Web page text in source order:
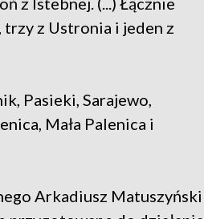
trzy z Ustronia i jeden z
Pasieki, Sarajewo,
Mała Palenica i
Arkadiusz Matuszyński